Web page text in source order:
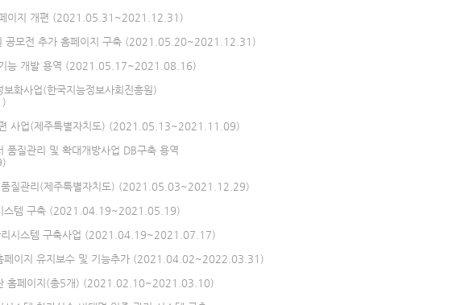
페이지 개편 (2021.05.31~2021.12.31)
공모전 추가 홈페이지 구축 (2021.05.20~2021.12.31)
능 개발 용역 (2021.05.17~2021.08.16)
화사업(한국지능정보사회진흥원)
사업(제주특별자치도) (2021.05.13~2021.11.09)
품질관리 및 확대개방사업 DB구축 용역
품질관리(제주특별자치도) (2021.05.03~2021.12.29)
스템 구축 (2021.04.19~2021.05.19)
리시스템 구축사업 (2021.04.19~2021.07.17)
페이지 유지보수 및 기능추가 (2021.04.02~2022.03.31)
홈페이지(총5개) (2021.02.10~2021.03.10)